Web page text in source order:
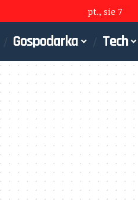
pt., sie 7
Gospodarka Tech